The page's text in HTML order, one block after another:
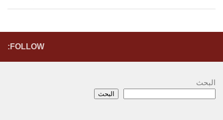
FOLLOW:
البحث
البحث